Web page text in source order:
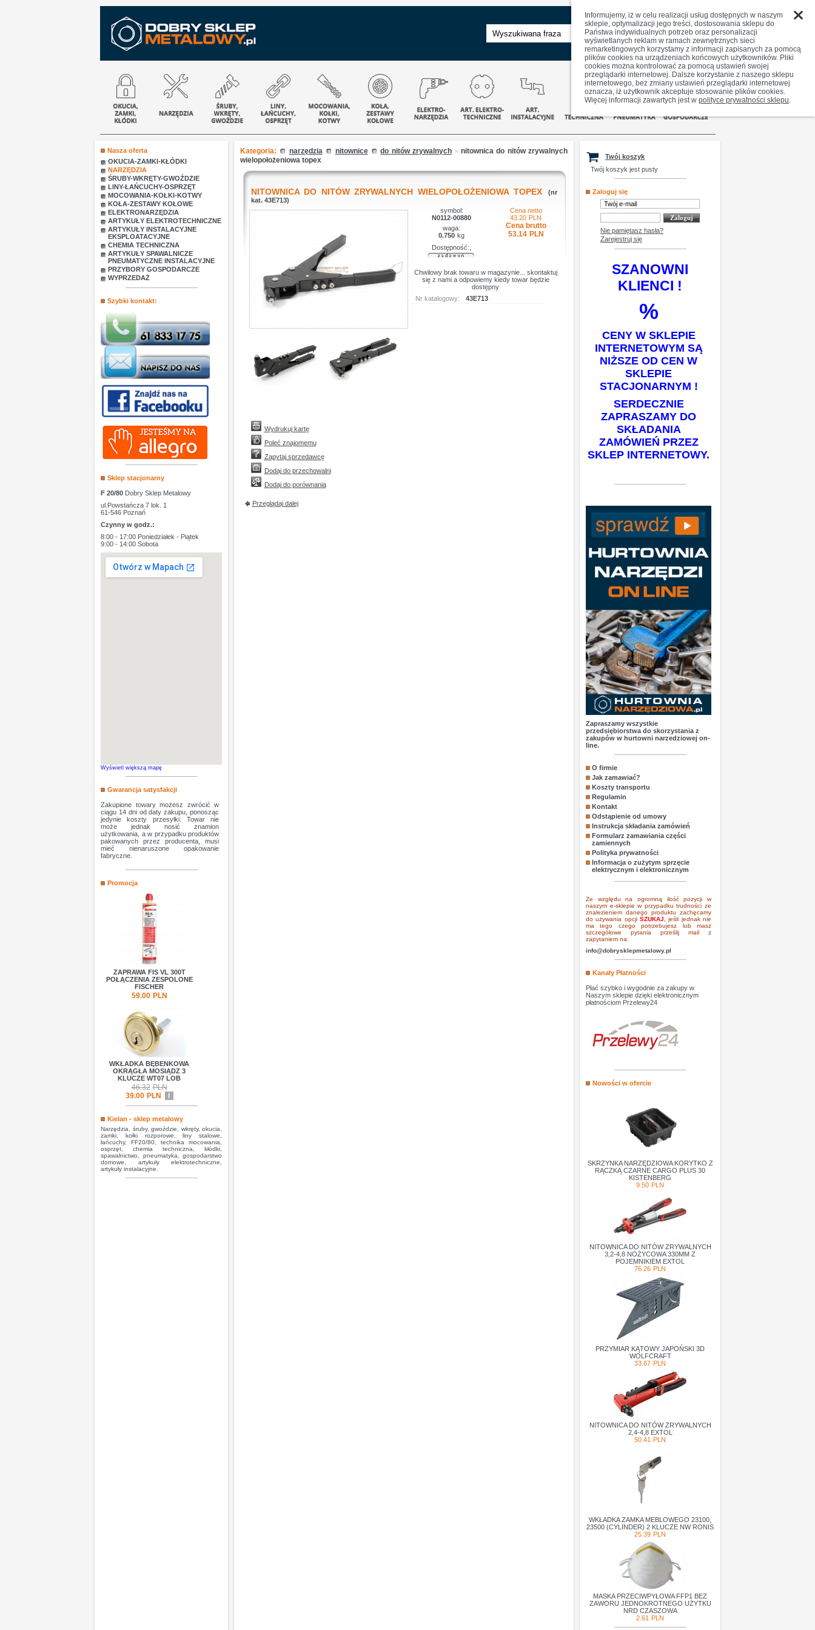
zaawansowane
Nasza oferta
OKUCIA-ZAMKI-KŁÓDKI
NARZĘDZIA
ŚRUBY-WKRĘTY-GWOŹDZIE
LINY-ŁAŃCUCHY-OSPRZĘT
MOCOWANIA-KOŁKI-KOTWY
KOŁA-ZESTAWY KOŁOWE
ELEKTRONARZĘDZIA
ARTYKUŁY ELEKTROTECHNICZNE
ARTYKUŁY INSTALACYJNE
EKSPLOATACYJNE
CHEMIA TECHNICZNA
ARTYKUŁY SPAWALNICZE
PNEUMATYCZNE INSTALACYJNE
PRZYBORY GOSPODARCZE
WYPRZEDAŻ
Szybki kontakt:
Sklep stacjonarny
F 20/80 Dobry Sklep Metalowy
ul.Powstańcza 7 lok. 1
61-546 Poznań
Czynny w godz.:
8:00 - 17:00 Poniedziałek - Piątek
9:00 - 14:00 Sobota
Wyświetl większą mapę
Gwarancja satysfakcji
Zakupione towary możesz zwrócić w
ciągu 14 dni od daty zakupu, ponosząc
jedynie koszty przesyłki. Towar nie
może jednak nosić znamion
użytkowania, a w przypadku produktów
pakowanych przez producenta, musi
mieć nienaruszone opakowanie
fabryczne.
Promocja
ZAPRAWA FIS VL 300T
POŁĄCZENIA ZESPOLONE
FISCHER
59.00 PLN
WKŁADKA BĘBENKOWA
OKRĄGŁA MOSIĄDZ 3
KLUCZE WT07 LOB
46.32 PLN
39.00 PLN i
Kielan - sklep metalowy
Narzędzia, śruby, gwoździe, wkręty, okucia,
zamki, kołki rozporowe, liny stalowe,
łańcuchy, FF20/80, technika mocowania,
osprzęt, chemia techniczna, kłódki,
spawalnictwo, pneumatyka, gospodarstwo
domowe, artykuły elektrotechniczne,
artykuły instalacyjne.
Kategoria: narzędzia nitownice do nitów zrywalnych » nitownica do nitów zrywalnych
wielopołożeniowa topex
NITOWNICA DO NITÓW ZRYWALNYCH WIELOPOŁOŻENIOWA TOPEX
(nr
kat. 43E713)
symbol:
N0112-00880
waga:
0.750 kg
Dostępność:,
Cena netto
43.20 PLN
Cena brutto
53.14 PLN
Chwilowy brak towaru w magazynie... skontaktuj
się z nami a odpowiemy kiedy towar będzie
dostępny
Nr katalogowy: 43E713
Wydrukuj kartę
Poleć znajomemu
Zapytaj sprzedawcę
Dodaj do przechowalni
Dodaj do porównania
Przeglądaj dalej
Twój koszyk
Twój koszyk jest pusty
Zaloguj się
Nie pamiętasz hasła?
Zarejestruj się
SZANOWNI
KLIENCI !
%
CENY W SKLEPIE
INTERNETOWYM SĄ
NIŻSZE OD CEN W
SKLEPIE
STACJONARNYM !
SERDECZNIE
ZAPRASZAMY DO
SKŁADANIA
ZAMÓWIEŃ PRZEZ
SKLEP INTERNETOWY.
Zapraszamy wszystkie
przedsiębiorstwa do skorzystania z
zakupów w hurtowni narzedziowej on-
line.
O firmie
Jak zamawiać?
Koszty transportu
Regulamin
Kontakt
Odstąpienie od umowy
Instrukcja składania zamówień
Formularz zamawiania części
zamiennych
Polityka prywatności
Informacja o zużytym sprzęcie
elektrycznym i elektronicznym
Ze względu na ogromną ilość pozycji w
naszym e-sklepie w przypadku trudności ze
znalezieniem danego produktu zachęcamy
do używania opcjiSZUKAJ ,jeśli jednak nie
ma tego czego potrzebujesz lub masz
szczegółowe pytania prześlij mail z
zapytaniem na:
info@dobrysklepmetalowy.pl
Kanały Płatności
Płać szybko i wygodnie za zakupy w
Naszym sklepie dzięki elektronicznym
płatnościom Przelewy24
Nowości w ofercie
SKRZYNKA NARZĘDZIOWA KORYTKO Z
RĄCZKĄ CZARNE CARGO PLUS 30
KISTENBERG
9.50 PLN
NITOWNICA DO NITÓW ZRYWALNYCH
3,2-4,8 NOŻYCOWA 330MM Z
POJEMNIKIEM EXTOL
76.26 PLN
PRZYMIAR KĄTOWY JAPOŃSKI 3D
WOLFCRAFT
33.67 PLN
NITOWNICA DO NITÓW ZRYWALNYCH
2,4-4,8 EXTOL
50.41 PLN
WKŁADKA ZAMKA MEBLOWEGO 23100,
23500 (CYLINDER) 2 KLUCZE NW RONIS
25.39 PLN
MASKA PRZECIWPYŁOWA FFP1 BEZ
ZAWORU JEDNOKROTNEGO UŻYTKU
NRD CZASZOWA
2.61 PLN
Informujemy, iż w celu realizacji usług dostępnych w naszym
sklepie, optymalizacji jego treści, dostosowania sklepu do
Państwa indywidualnych potrzeb oraz personalizacji
wyświetlanych reklam w ramach zewnętrznych sieci
remarketingowych korzystamy z informacji zapisanych za pomocą
plików cookies na urządzeniach końcowych użytkowników. Pliki
cookies można kontrolować za pomocą ustawień swojej
przeglądarki internetowej. Dalsze korzystanie z naszego sklepu
internetowego, bez zmiany ustawień przeglądarki internetowej
oznacza, iż użytkownik akceptuje stosowanie plików cookies.
Więcej informacji zawartych jest w polityce prywatności sklepu.